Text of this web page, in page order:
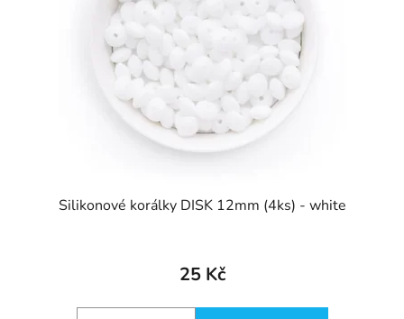
Silikonové korálky DISK 12mm (4ks) - white
25 Kč